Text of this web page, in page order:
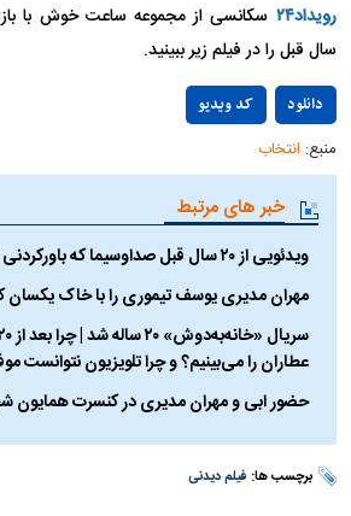
رویداد۲۴
سال قبل را در فیلم زیر ببینید.
کد ویدیو
دانلود
منبع: انتخاب
خبر های مرتبط
ویدئویی از ۲۰ سال قبل صداوسیما که باورکردنی نیست!
مهران مدیری یوسف تیموری را با خاک یکسان
عطاران را می‌بینیم؟ و چرا تلویزیون نتوانست
حضور ابی و مهران مدیری در کنسرت همایون
برچسب ها: فیلم دیدنی